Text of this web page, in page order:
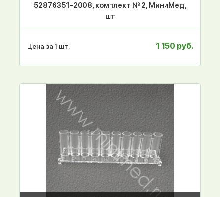
52876351-2008, комплект № 2, МиниМед,
шт
Цена за 1 шт. 1 150 руб.